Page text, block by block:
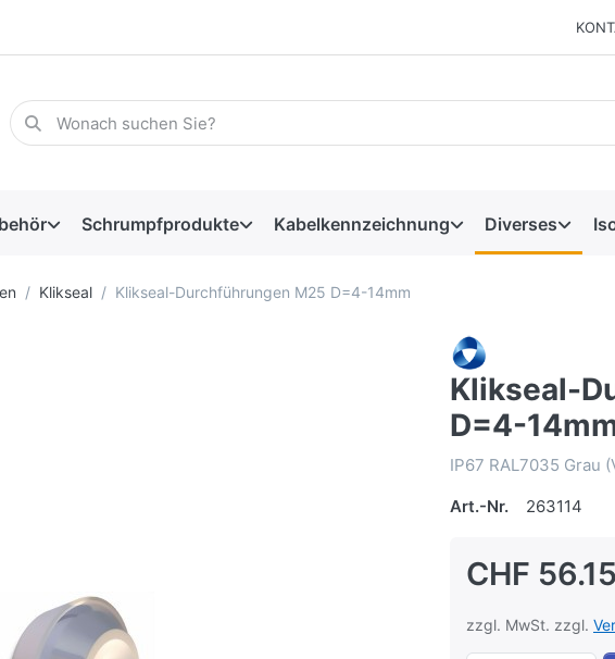
Schrumpfprodukte Kabelkennzeichnung Diverses
Klikseal Klikseal-Durchführungen M25 D=4-14mm
Klikseal-
D=4-
IP67 RAL7035 Grau
Art.-Nr.
263114
CHF 56.15
zzgl. MwSt. zzgl.